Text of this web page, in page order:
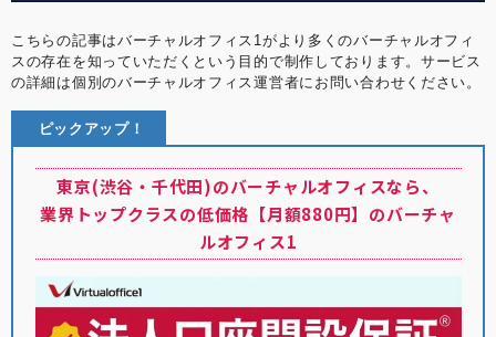
こちらの記事はバーチャルオフィス1がより多くのバーチャルオフィ
スの存在を知っていただくという目的で制作しております。サービス
の詳細は個別のバーチャルオフィス運営者にお問い合わせください。
ピックアップ！
東京(渋谷・千代田)のバーチャルオフィスなら、
業界トップクラスの低価格【月額880円】のバーチャ
ルオフィス1